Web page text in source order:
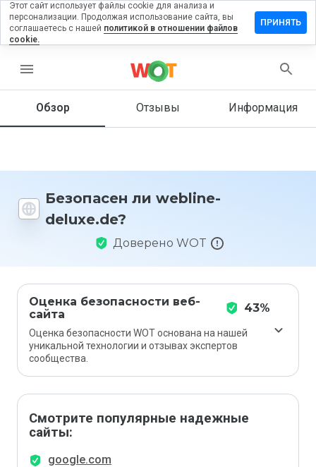
menu
Обзор Отзывы Информация
Безопасен ли webline-
deluxe.de?
Доверено WOT
Оценка безопасности веб-
сайта
43%
Оценка безопасности WOT основана на нашей
уникальной технологии и отзывах экспертов
сообщества.
Смотрите популярные надежные
сайты:
google.com
на
оценили
сайт от
1 до 5?
Этот сайт использует файлы cookie для анализа и
персонализации. Продолжая использование сайта, вы
соглашаетесь с нашей политикой в отношении файлов
cookie.
ПРИНЯТЬ